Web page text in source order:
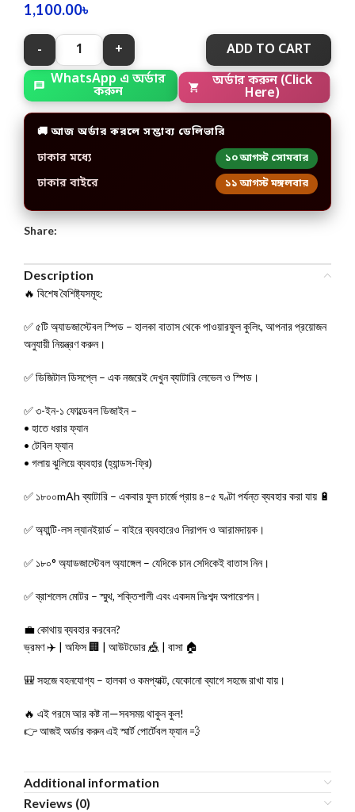
1,100.00৳
ADD TO CART
WhatsApp এ অর্ডার
করুন
অর্ডার করুন (Click
Here)
🚚 আজ অর্ডার করলে সম্ভাব্য ডেলিভারি
ঢাকার মধ্যে ১০ আগস্ট সোমবার
ঢাকার বাইরে ১১ আগস্ট মঙ্গলবার
Share:
Description
🔥 বিশেষ বৈশিষ্ট্যসমূহ:
✅ ৫টি অ্যাডজাস্টেবল স্পিড – হালকা বাতাস থেকে পাওয়ারফুল কুলিং, আপনার প্রয়োজন
অনুযায়ী নিয়ন্ত্রণ করুন।
✅ ডিজিটাল ডিসপ্লে – এক নজরেই দেখুন ব্যাটারি লেভেল ও স্পিড।
✅ ৩-ইন-১ ফোল্ডেবল ডিজাইন –
• হাতে ধরার ফ্যান
• টেবিল ফ্যান
• গলায় ঝুলিয়ে ব্যবহার (হ্যান্ডস-ফ্রি)
✅ ১৮০০mAh ব্যাটারি – একবার ফুল চার্জে প্রায় ৪–৫ ঘণ্টা পর্যন্ত ব্যবহার করা যায় 🔋
✅ অ্যান্টি-লস ল্যানইয়ার্ড – বাইরে ব্যবহারেও নিরাপদ ও আরামদায়ক।
✅ ১৮০° অ্যাডজাস্টেবল অ্যাঙ্গেল – যেদিকে চান সেদিকেই বাতাস নিন।
✅ ব্রাশলেস মোটর – স্মুথ, শক্তিশালী এবং একদম নিঃশব্দ অপারেশন।
💼 কোথায় ব্যবহার করবেন?
ভ্রমণ ✈️ | অফিস 🏢 | আউটডোর 🎪 | বাসা 🏠
🎒 সহজে বহনযোগ্য – হালকা ও কমপ্যাক্ট, যেকোনো ব্যাগে সহজে রাখা যায়।
🔥 এই গরমে আর কষ্ট না—সবসময় থাকুন কুল!
👉 আজই অর্ডার করুন এই স্মার্ট পোর্টেবল ফ্যান 💨
Additional information
Reviews (0)